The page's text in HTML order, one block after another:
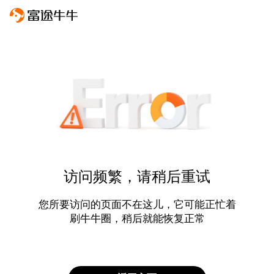
访问频繁，请稍后重试
您所要访问的页面不在这儿，它可能正忙着
刷牛牛圈，稍后就能恢复正常